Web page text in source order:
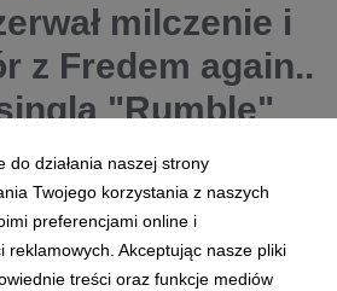
milczenie i
z Fredem again..
"Rumble"
SKRILLEX MUZYKA ZAGRANICZNA
do działania naszej strony
Twojego korzystania z naszych
preferencjami online i
reklamowych. Akceptując nasze pliki
treści oraz funkcje mediów